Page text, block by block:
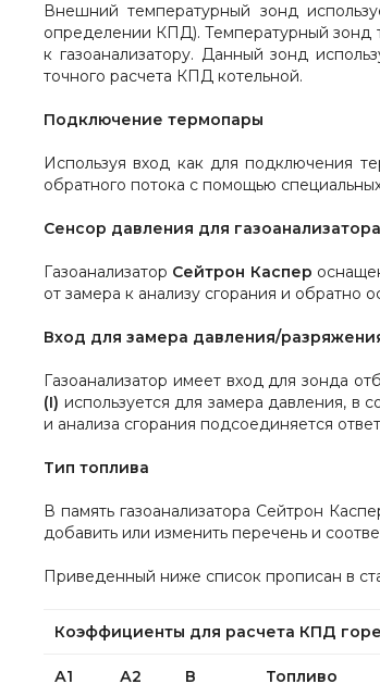
Внешний температурный зонд
определении КПД). Температурный зонд
к газоанализатору. Данный зонд
точного расчета КПД котельной.
Подключение термопары
Используя вход как для подключения
обратного потока с помощью
Сенсор давления для
Газоанализатор Сейтрон Каспер
от замера к анализу сгорания и обратно
Вход для замера давления/
Газоанализатор имеет вход для зонда
(I) используется для замера давления, в
и анализа сгорания подсоединяется
Тип топлива
В память газоанализатора Сейтрон
добавить или изменить перечень и
Приведенный ниже список прописан в
Коэффициенты для расчета КПД
А1 А2 В Топливо